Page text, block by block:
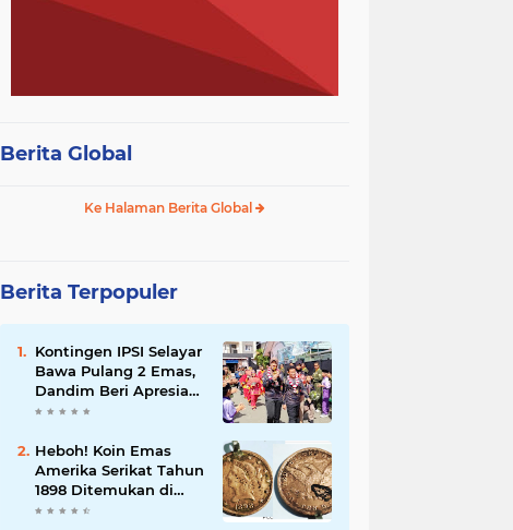
Berita Global
Ke Halaman Berita Global
Berita Terpopuler
Kontingen IPSI Selayar
Bawa Pulang 2 Emas,
Dandim Beri Apresiasi
dan Sambutan Meriah
Heboh! Koin Emas
Amerika Serikat Tahun
1898 Ditemukan di
Selayar, Nilainya Bisa